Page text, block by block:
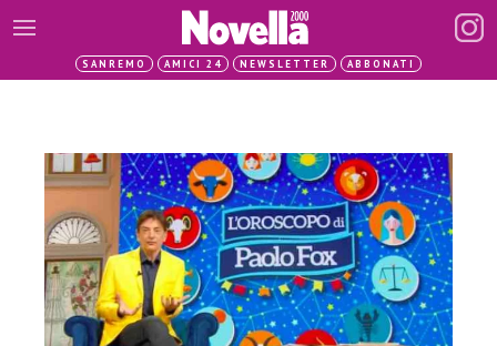
SANREMO AMICI 24 NEWSLETTER ABBONATI